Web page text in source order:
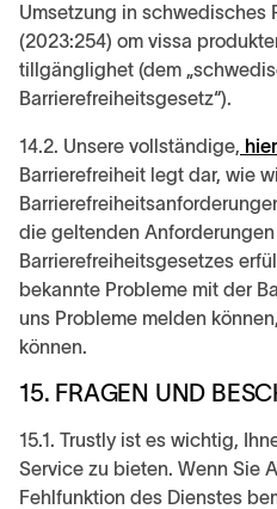
Umsetzung in schwedisches
(2023:254) om vissa
tillgänglighet (dem
Barrierefreiheitsgesetz“).
14.2. Unsere vollständige, hier
Barrierefreiheit legt dar, wie
die geltenden
Barrierefreiheitsgesetzes
bekannte Probleme mit der
uns Probleme melden
können.
15. FRAGEN UND
15.1. Trustly ist es wichtig,
Service zu bieten. Wenn Sie
Fehlfunktion des Dienstes